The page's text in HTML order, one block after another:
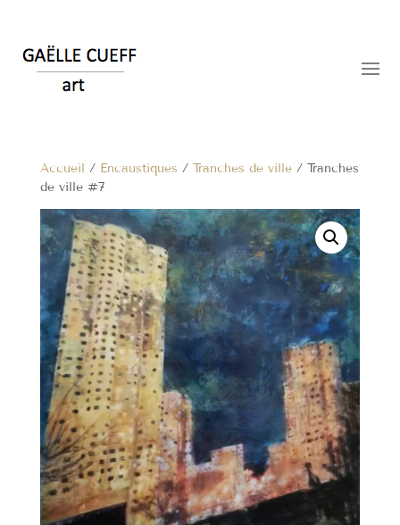
Accueil / Encaustiques / Tranches de ville/ Tranches
de ville #7